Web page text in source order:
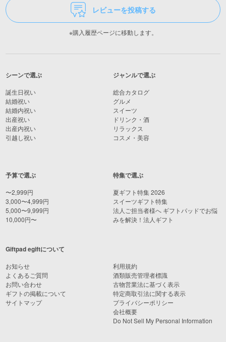
レビューを投稿する
※購入履歴ページに移動します。
シーンで選ぶ
誕生日祝い
結婚祝い
結婚内祝い
出産祝い
出産内祝い
引越し祝い
予算で選ぶ
〜2,999円
3,000〜4,999円
5,000〜9,999円
10,000円〜
ジャンルで選ぶ
総合カタログ
グルメ
スイーツ
ドリンク・酒
リラックス
コスメ・美容
特集で選ぶ
夏ギフト特集 2026
スイーツギフト特集
法人ご担当者様へ ギフトパッドでお悩
みを解決！法人ギフト
Giftpad egiftについて
お知らせ
よくあるご質問
お問い合わせ
ギフトの掲載について
サイトマップ
利用規約
酒類販売管理者標識
古物営業法に基づく表示
特定商取引法に関する表示
プライバシーポリシー
会社概要
Do Not Sell My Personal Information